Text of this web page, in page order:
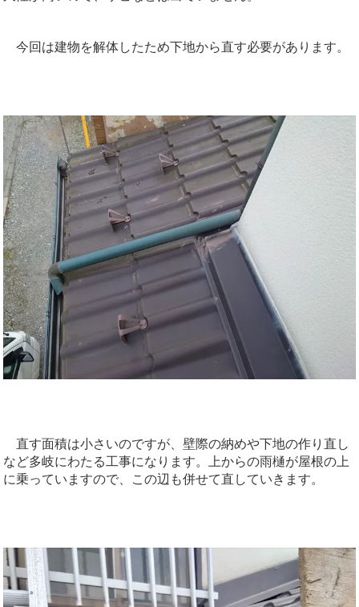
今回は建物を解体したため下地から直す必要があります。
直す面積は小さいのですが、壁際の納めや下地の作り直し
など多岐にわたる工事になります。上からの雨樋が屋根の上
に乗っていますので、この辺も併せて直していきます。